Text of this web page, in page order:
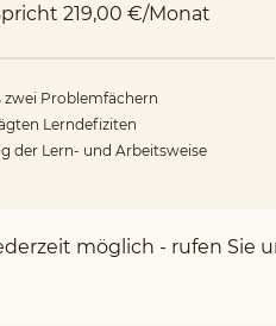
219,00 €/Monat
zwei Problemfächern
Lerndefiziten
der Lern- und Arbeitsweise
möglich - rufen Sie